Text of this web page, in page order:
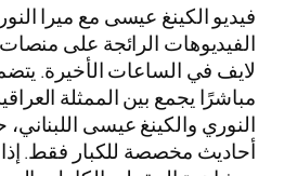
فيديو الكينغ عيسى مع ميرا
الفيديوهات الرائجة على
لايف في الساعات الأخيرة.
مباشرًا يجمع بين الممثلة
النوري والكينغ عيسى اللبناني،
أحاديث مخصصة للكبار فقط.